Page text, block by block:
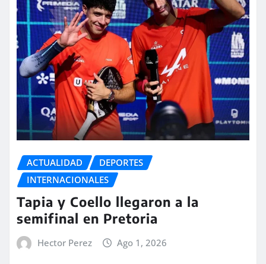
ACTUALIDAD
DEPORTES
INTERNACIONALES
Tapia y Coello llegaron a la
semifinal en Pretoria
Hector Perez Ago 1, 2026